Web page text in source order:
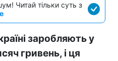
Читай тільки суть з
заробляють у
гривень, і ця